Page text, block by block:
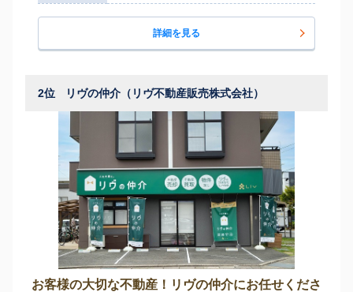
詳細を見る
2位 リヴの仲介（リヴ不動産販売株式会社）
お客様の大切な不動産！リヴの仲介にお任せくださ